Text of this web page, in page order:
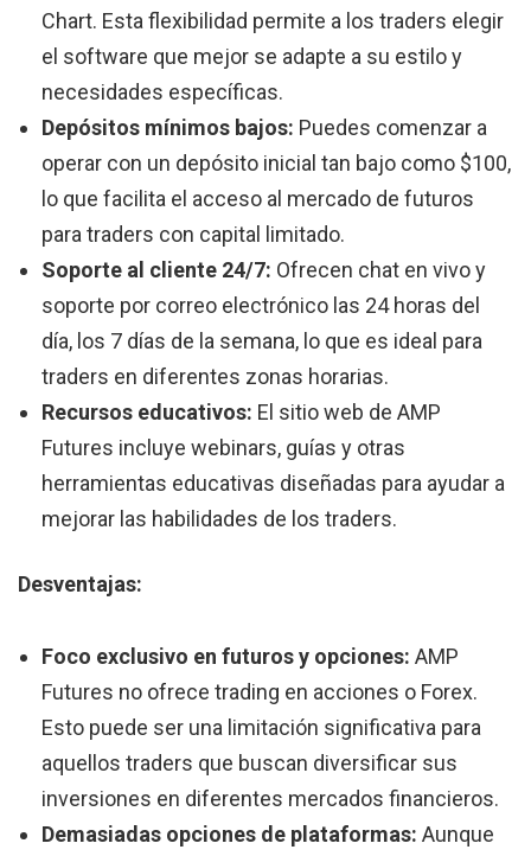
Chart. Esta flexibilidad permite a los traders elegir
el software que mejor se adapte a su estilo y
necesidades específicas.
Depósitos mínimos bajos: Puedes comenzar a
operar con un depósito inicial tan bajo como $100,
lo que facilita el acceso al mercado de futuros
para traders con capital limitado.
Soporte al cliente 24/7: Ofrecen chat en vivo y
soporte por correo electrónico las 24 horas del
día, los 7 días de la semana, lo que es ideal para
traders en diferentes zonas horarias.
Recursos educativos: El sitio web de AMP
Futures incluye webinars, guías y otras
herramientas educativas diseñadas para ayudar a
mejorar las habilidades de los traders.
Desventajas:
Foco exclusivo en futuros y opciones: AMP
Futures no ofrece trading en acciones o Forex.
Esto puede ser una limitación significativa para
aquellos traders que buscan diversificar sus
inversiones en diferentes mercados financieros.
Demasiadas opciones de plataformas: Aunque